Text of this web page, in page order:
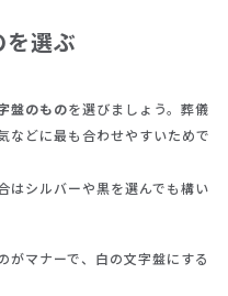
選ぶ
盤のものを選びましょう。葬儀
などに最も合わせやすいためで
はシルバーや黒を選んでも構い
がマナーで、白の文字盤にする